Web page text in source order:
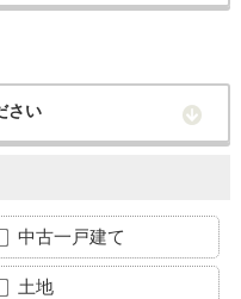
さい
中古一戸建て
土地